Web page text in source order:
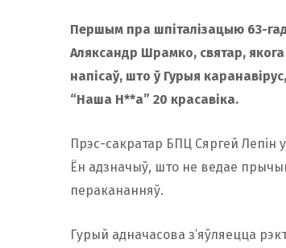
Першым пра шпіталізацыю 63-
Аляксандр Шрамко, святар,
напісаў, што ў Гурыя
“Наша Н**а” 20 красавіка.
Прэс-сакратар БПЦ Сяргей Лепін
Ён адзначыў, што не ведае
перакананняў.
Гурый адначасова з’яўляецца